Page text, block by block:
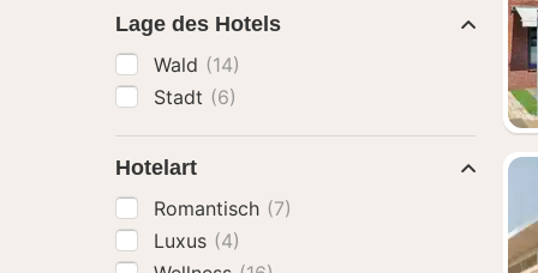
Lage des Hotels
Wald (14)
Stadt (6)
Hotelart
Romantisch (7)
Luxus (4)